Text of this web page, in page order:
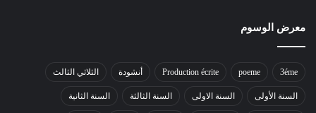
معرض الوسوم
3éme
poeme
Production écrite أنشودة الثلاثي الثالث
السنة الأولى السنة الاولى السنة الثالثة السنة الثانية